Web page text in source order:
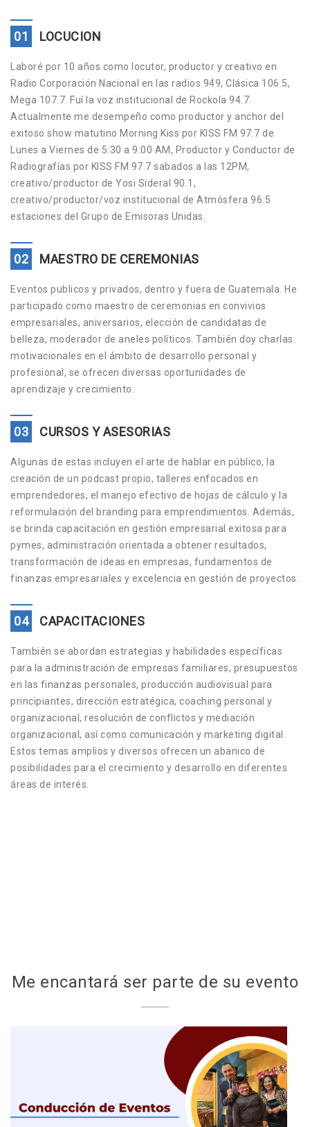
01 LOCUCION
Laboré por 10 años como locutor, productor y creativo en
Radio Corporación Nacional en las radios 949, Clásica 106.5,
Mega 107.7. Fuí la voz institucional de Rockola 94.7.
Actualmente me desempeño como productor y anchor del
exitoso show matutino Morning Kiss por KISS FM 97.7 de
Lunes a Viernes de 5:30 a 9:00 AM, Productor y Conductor de
Radiografías por KISS FM 97.7 sabados a las 12PM,
creativo/productor de Yosi Sideral 90.1,
creativo/productor/voz institucional de Atmósfera 96.5
estaciones del Grupo de Emisoras Unidas.
02 MAESTRO DE CEREMONIAS
Eventos publicos y privados, dentro y fuera de Guatemala. He
participado como maestro de ceremonias en convivios
empresariales, aniversarios, elección de candidatas de
belleza, moderador de aneles políticos. También doy charlas
motivacionales en el ámbito de desarrollo personal y
profesional, se ofrecen diversas oportunidades de
aprendizaje y crecimiento.
03 CURSOS Y ASESORIAS
Algunas de estas incluyen el arte de hablar en público, la
creación de un podcast propio, talleres enfocados en
emprendedores, el manejo efectivo de hojas de cálculo y la
reformulación del branding para emprendimientos. Además,
se brinda capacitación en gestión empresarial exitosa para
pymes, administración orientada a obtener resultados,
transformación de ideas en empresas, fundamentos de
finanzas empresariales y excelencia en gestión de proyectos.
04 CAPACITACIONES
También se abordan estrategias y habilidades específicas
para la administración de empresas familiares, presupuestos
en las finanzas personales, producción audiovisual para
principiantes, dirección estratégica, coaching personal y
organizacional, resolución de conflictos y mediación
organizacional, así como comunicación y marketing digital.
Estos temas amplios y diversos ofrecen un abanico de
posibilidades para el crecimiento y desarrollo en diferentes
áreas de interés.
Me encantará ser parte de su evento